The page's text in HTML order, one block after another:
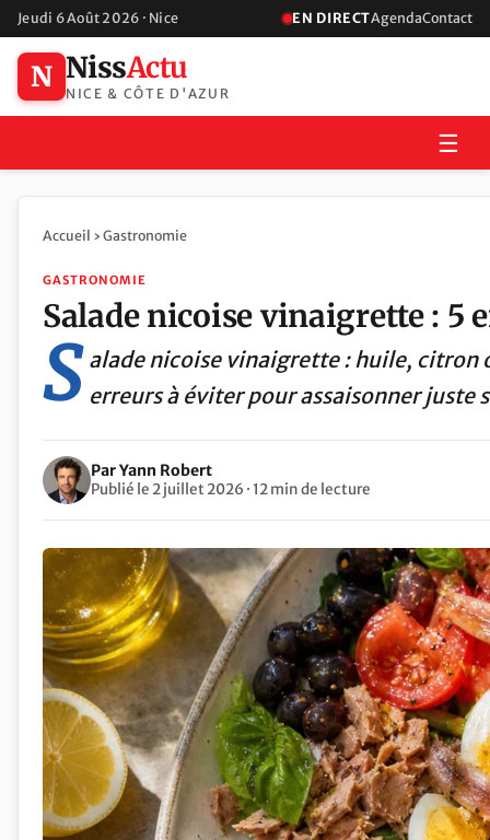
Jeudi 6 Août 2026 · Nice EN DIRECTAgendaContact
N NissActu
NICE & CÔTE D'AZUR
☰
Accueil › Gastronomie
GASTRONOMIE
Salade nicoise vinaigrette : 5
S alade nicoise vinaigrette : huile, citron
erreurs à éviter pour assaisonner juste
Par Yann Robert
Publié le 2 juillet 2026 · 12 min de lecture